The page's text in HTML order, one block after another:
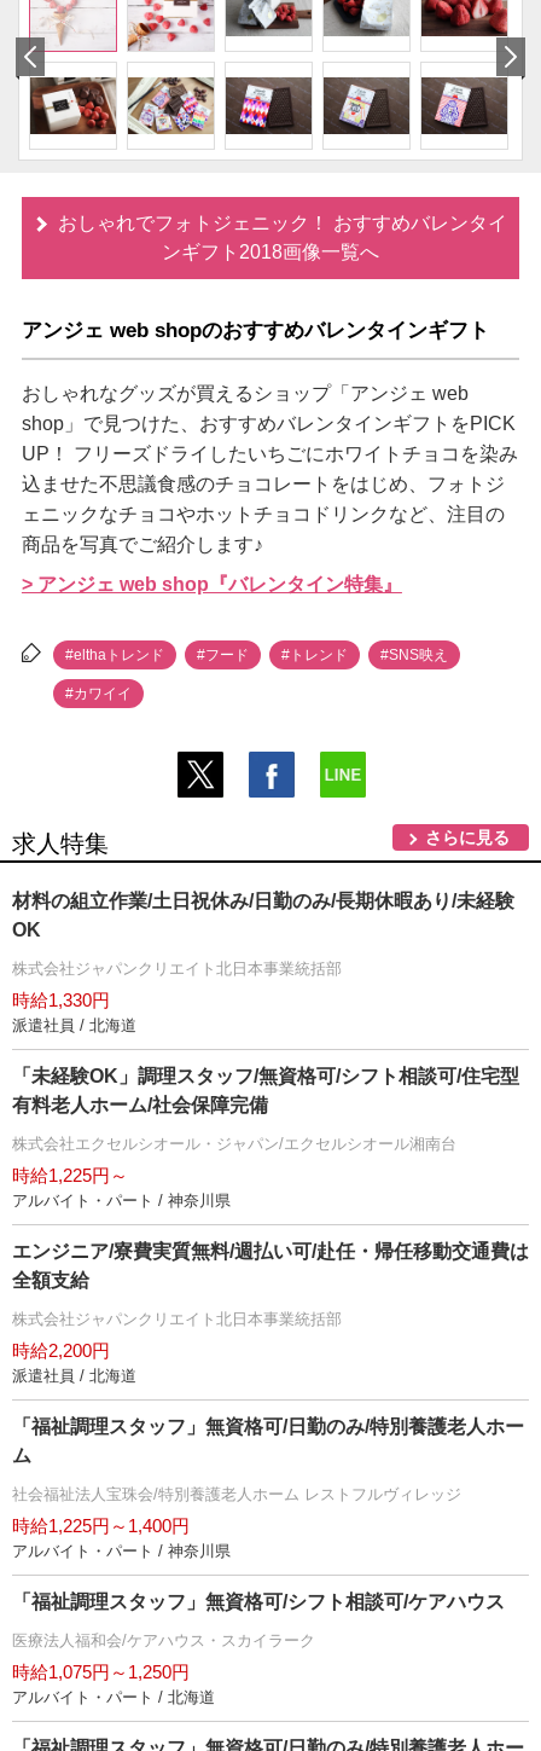
おしゃれでフォトジェニック！ おすすめバレンタイ
ンギフト2018画像一覧へ
アンジェ web shopのおすすめバレンタインギフト
おしゃれなグッズが買えるショップ「アンジェ web
shop」で見つけた、おすすめバレンタインギフトをPICK
UP！ フリーズドライしたいちごにホワイトチョコを染み
込ませた不思議食感のチョコレートをはじめ、フォトジ
ェニックなチョコやホットチョコドリンクなど、注目の
商品を写真でご紹介します♪
> アンジェ web shop『バレンタイン特集』
#elthaトレンド #フード #トレンド #SNS映え
#カワイイ
求人特集 さらに見る
材料の組立作業/土日祝休み/日勤のみ/長期休暇あり/未経験
OK
株式会社ジャパンクリエイト北日本事業統括部
時給1,330円
派遣社員 / 北海道
「未経験OK」調理スタッフ/無資格可/シフト相談可/住宅型
有料老人ホーム/社会保障完備
株式会社エクセルシオール・ジャパン/エクセルシオール湘南台
時給1,225円～
アルバイト・パート / 神奈川県
エンジニア/寮費実質無料/週払い可/赴任・帰任移動交通費は
全額支給
株式会社ジャパンクリエイト北日本事業統括部
時給2,200円
派遣社員 / 北海道
「福祉調理スタッフ」無資格可/日勤のみ/特別養護老人ホー
ム
社会福祉法人宝珠会/特別養護老人ホーム レストフルヴィレッジ
時給1,225円～1,400円
アルバイト・パート / 神奈川県
「福祉調理スタッフ」無資格可/シフト相談可/ケアハウス
医療法人福和会/ケアハウス・スカイラーク
時給1,075円～1,250円
アルバイト・パート / 北海道